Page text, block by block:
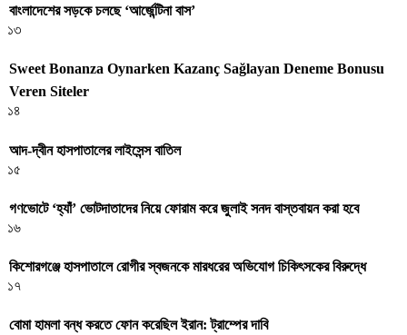
বাংলাদেশের সড়কে চলছে ‘আর্জেন্টিনা বাস’
১৩
Sweet Bonanza Oynarken Kazanç Sağlayan Deneme Bonusu
Veren Siteler
১৪
আদ-দ্বীন হাসপাতালের লাইসেন্স বাতিল
১৫
গণভোটে ‘হ্যাঁ’ ভোটদাতাদের নিয়ে ফোরাম করে জুলাই সনদ বাস্তবায়ন করা হবে
১৬
কিশোরগঞ্জে হাসপাতালে রোগীর স্বজনকে মারধরের অভিযোগ চিকিৎসকের বিরুদ্ধে
১৭
বোমা হামলা বন্ধ করতে ফোন করেছিল ইরান: ট্রাম্পের দাবি